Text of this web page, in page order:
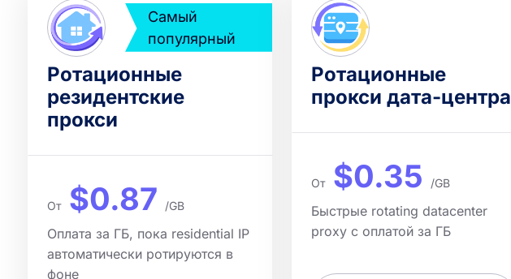
Самый
популярный
Ротационные
резидентские
прокси
От $0.87 /GB
Оплата за ГБ, пока residential IP
автоматически ротируются в
фоне
Ротационные
прокси дата-центра
От $0.35 /GB
Быстрые rotating datacenter
proxy с оплатой за ГБ